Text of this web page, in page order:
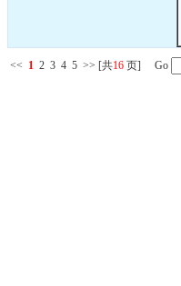
<< 1 2 3 4 5 >> [共16 页] Go